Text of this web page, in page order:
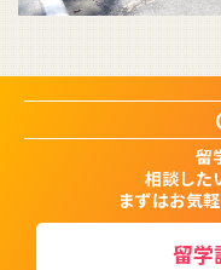
留
相談した
まずはお気
留学